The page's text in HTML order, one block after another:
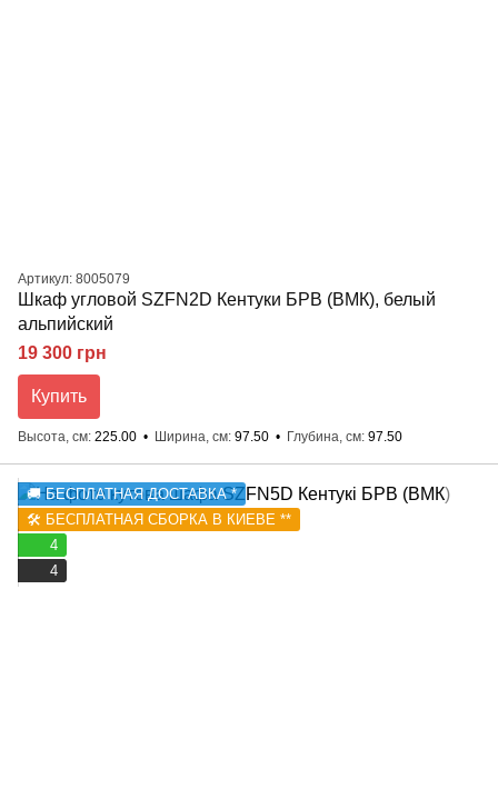
Артикул: 8005079
Шкаф угловой SZFN2D Кентуки БРВ (ВМК), белый
альпийский
19 300 грн
Купить
Высота, см 225.00 Ширина, см 97.50 Глубина, см 97.50
🚚 БЕСПЛАТНАЯ ДОСТАВКА *
🛠️ БЕСПЛАТНАЯ СБОРКА В КИЕВЕ **
4
4